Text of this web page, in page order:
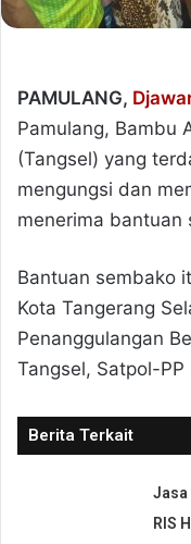
PAMULANG,
Pamulang, Bambu
(Tangsel) yang
mengungsi dan
menerima bantuan
Bantuan sembako
Kota Tangerang
Penanggulangan
Tangsel, Satpol-
Berita Terkait
Jasa
RIS